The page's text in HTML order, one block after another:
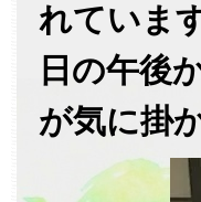
れていま
日の午後
が気に掛